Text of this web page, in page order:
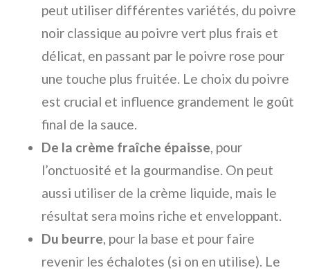
peut utiliser différentes variétés, du poivre
noir classique au poivre vert plus frais et
délicat, en passant par le poivre rose pour
une touche plus fruitée. Le choix du poivre
est crucial et influence grandement le goût
final de la sauce.
De la crème fraîche épaisse , pour
l’onctuosité et la gourmandise. On peut
aussi utiliser de la crème liquide, mais le
résultat sera moins riche et enveloppant.
Du beurre , pour la base et pour faire
revenir les échalotes (si on en utilise). Le